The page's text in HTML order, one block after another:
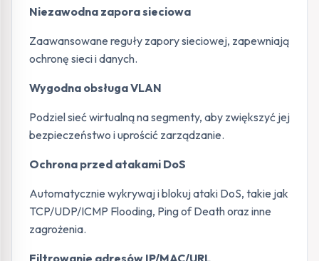
Niezawodna zapora sieciowa
Zaawansowane reguły zapory sieciowej, zapewniają
ochronę sieci i danych.
Wygodna obsługa VLAN
Podziel sieć wirtualną na segmenty, aby zwiększyć jej
bezpieczeństwo i uprościć zarządzanie.
Ochrona przed atakami DoS
Automatycznie wykrywaj i blokuj ataki DoS, takie jak
TCP/UDP/ICMP Flooding, Ping of Death oraz inne
zagrożenia.
Filtrowanie adresów IP/MAC/URL